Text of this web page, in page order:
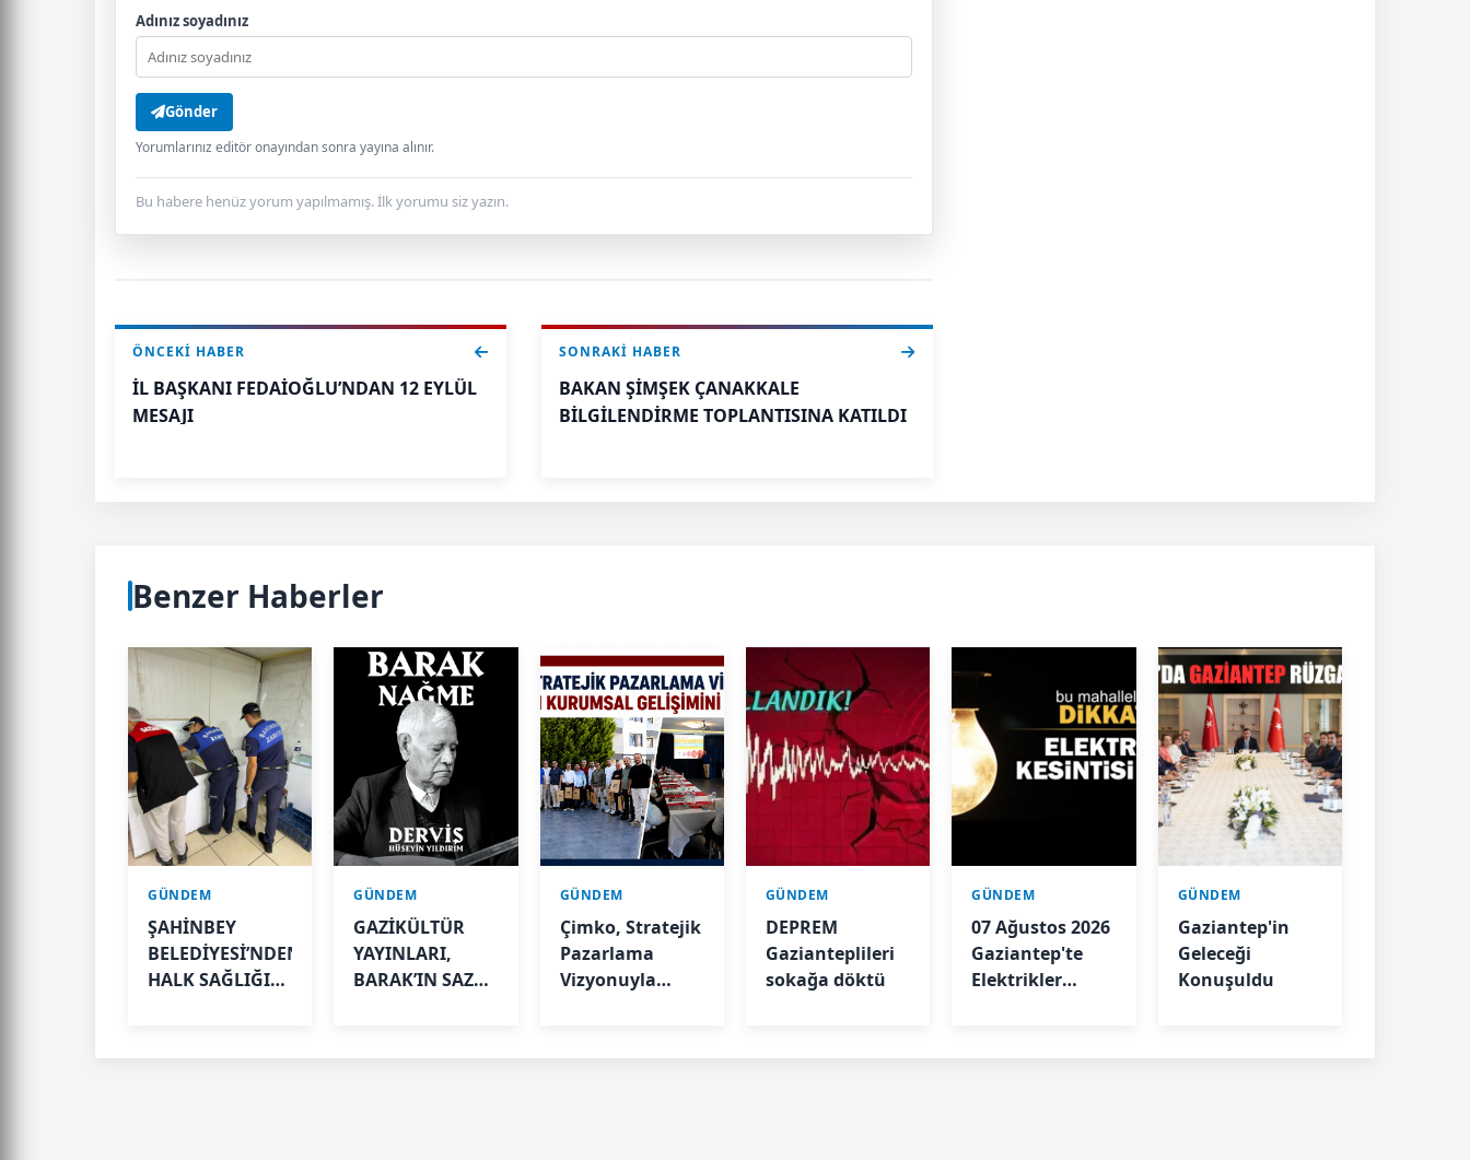
Adınız soyadınız
Gönder
Yorumlarınız editör onayından sonra yayına alınır.
Bu habere henüz yorum yapılmamış. İlk yorumu siz yazın.
ÖNCEKI HABER
İL BAŞKANI FEDAİOĞLU’NDAN 12 EYLÜL
MESAJI
SONRAKI HABER
BAKAN ŞİMŞEK ÇANAKKALE
BİLGİLENDİRME TOPLANTISINA KATILDI
Benzer Haberler
GÜNDEM
ŞAHİNBEY
BELEDİYESİ’NDEN
HALK SAĞLIĞI
GÜNDEM
GAZİKÜLTÜR
YAYINLARI,
BARAK’IN SAZLA
GÜNDEM
Çimko, Stratejik
Pazarlama
Vizyonuyla
GÜNDEM
DEPREM
Gazianteplileri
sokağa döktü
GÜNDEM
07 Ağustos 2026
Gaziantep'te
Elektrikler
GÜNDEM
Gaziantep'in
Geleceği
Konuşuldu